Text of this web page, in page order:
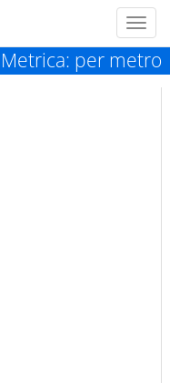
Metrica: per metro